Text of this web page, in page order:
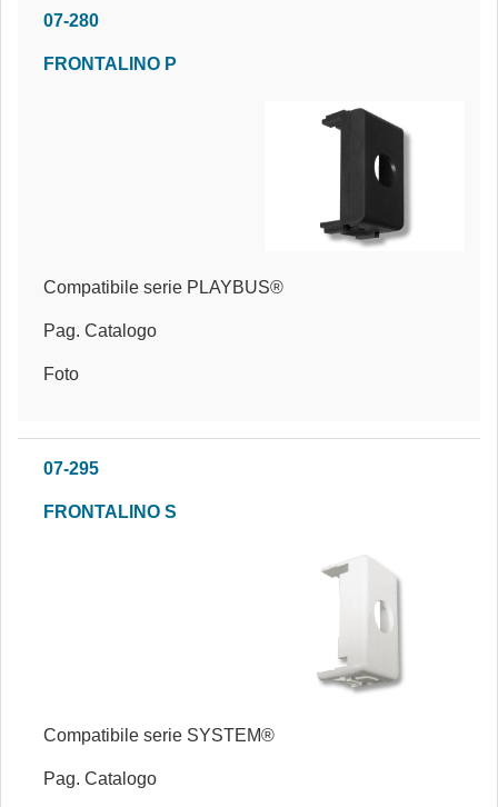
07-280
FRONTALINO P
Compatibile serie PLAYBUS®
Pag. Catalogo
Foto
07-295
FRONTALINO S
Compatibile serie SYSTEM®
Pag. Catalogo